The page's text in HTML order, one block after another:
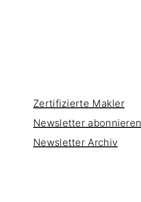
Zertifizierte Makler
Newsletter abonnieren
Newsletter Archiv